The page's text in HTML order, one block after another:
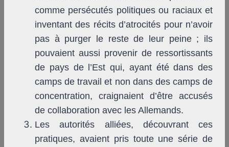
comme persécutés politiques ou raciaux et
inventant des récits d’atrocités pour n’avoir
pas à purger le reste de leur peine ; ils
pouvaient aussi provenir de ressortissants
de pays de l’Est qui, ayant été dans des
camps de travail et non dans des camps de
concentration, craignaient d’être accusés
de collaboration avec les Allemands.
Les autorités alliées, découvrant ces
pratiques, avaient pris toute une série de